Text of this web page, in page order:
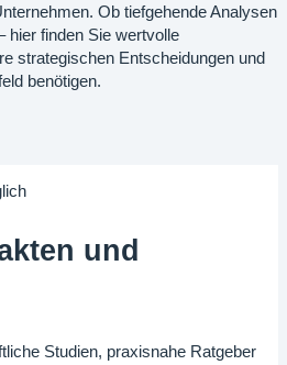
Ob tiefgehende Analysen
hier finden Sie wertvolle
strategischen Entscheidungen und
benötigen.
und
Studien, praxisnahe Ratgeber